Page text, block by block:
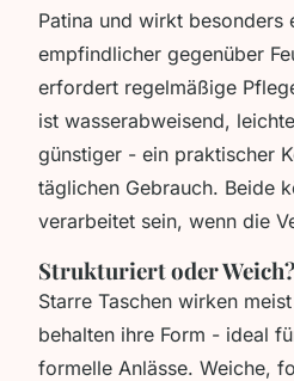
Patina und wirkt besonders
empfindlicher gegenüber
erfordert regelmäßige
ist wasserabweisend,
günstiger - ein praktischer
täglichen Gebrauch. Beide
verarbeitet sein, wenn die
Strukturiert oder Weich?
Starre Taschen wirken
behalten ihre Form - ideal
formelle Anlässe. Weiche,